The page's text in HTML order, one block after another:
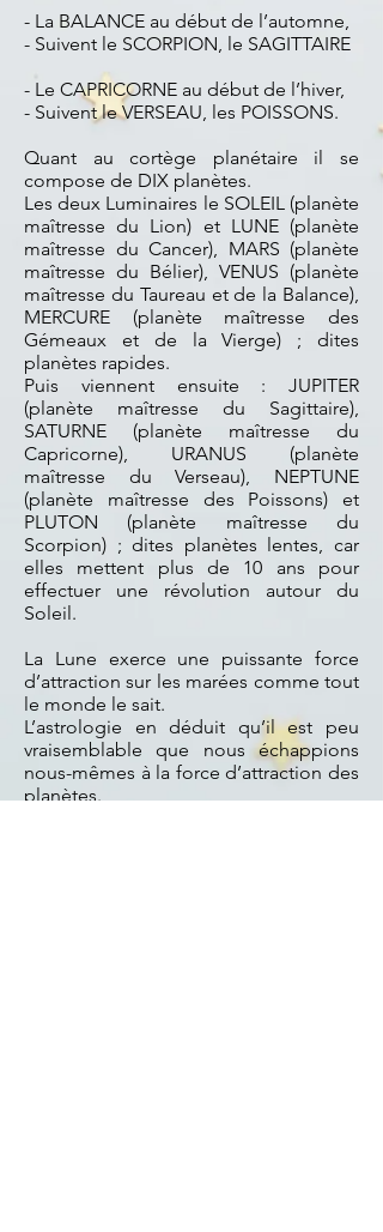
- La BALANCE au début de l’automne,
- Suivent le SCORPION, le SAGITTAIRE
- Le CAPRICORNE au début de l’hiver,
- Suivent le VERSEAU, les POISSONS.
Quant au cortège planétaire il se
compose de DIX planètes.
Les deux Luminaires le SOLEIL (planète
maîtresse du Lion) et LUNE (planète
maîtresse du Cancer), MARS (planète
maîtresse du Bélier), VENUS (planète
maîtresse du Taureau et de la Balance),
MERCURE (planète maîtresse des
Gémeaux et de la Vierge) ; dites
planètes rapides.
Puis viennent ensuite : JUPITER
(planète maîtresse du Sagittaire),
SATURNE (planète maîtresse du
Capricorne), URANUS (planète
maîtresse du Verseau), NEPTUNE
(planète maîtresse des Poissons) et
PLUTON (planète maîtresse du
Scorpion) ; dites planètes lentes, car
elles mettent plus de 10 ans pour
effectuer une révolution autour du
Soleil.
La Lune exerce une puissante force
d’attraction sur les marées comme tout
le monde le sait.
L’astrologie en déduit qu’il est peu
vraisemblable que nous échappions
nous-mêmes à la force d’attraction des
planètes.